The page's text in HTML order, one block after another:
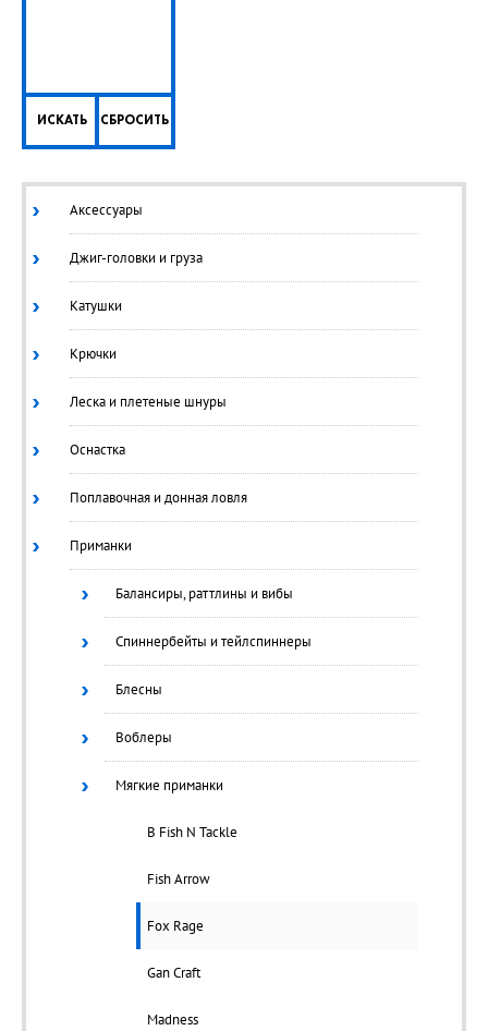
ИСКАТЬ СБРОСИТЬ
Аксессуары
Джиг-головки и груза
Катушки
Крючки
Леска и плетеные шнуры
Оснастка
Поплавочная и донная ловля
Приманки
Балансиры, раттлины и вибы
Спиннербейты и тейлспиннеры
Блесны
Воблеры
Мягкие приманки
B Fish N Tackle
Fish Arrow
Fox Rage
Gan Craft
Madness